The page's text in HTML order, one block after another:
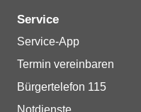
Service
Service-App
Termin vereinbaren
Bürgertelefon 115
Notdienste